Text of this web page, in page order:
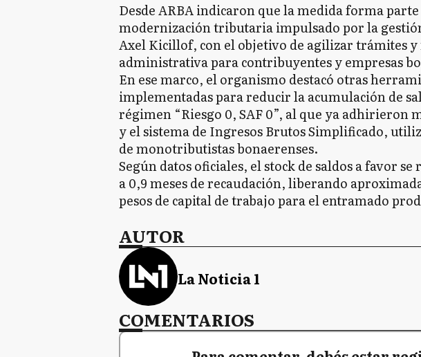
Desde ARBA indicaron que la medida forma parte
modernización tributaria impulsado por la
Axel Kicillof, con el objetivo de agilizar trámites
administrativa para contribuyentes y empresas
En ese marco, el organismo destacó otras
implementadas para reducir la acumulación de
régimen “Riesgo 0, SAF 0”, al que ya adhirieron
y el sistema de Ingresos Brutos Simplificado,
de monotributistas bonaerenses.
Según datos oficiales, el stock de saldos a favor se
a 0,9 meses de recaudación, liberando
pesos de capital de trabajo para el entramado
AUTOR
La Noticia 1
COMENTARIOS